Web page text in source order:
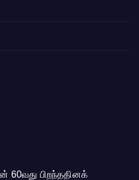
60வது பிறந்ததினக்